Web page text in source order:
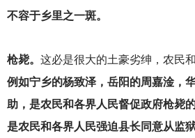
不容于乡里之一斑。
枪毙。 这必是很大的土豪劣绅，农民
例如宁乡的杨致泽，岳阳的周嘉淦，
助，是农民和各界人民督促政府枪毙
是农民和各界人民强迫县长同意从监